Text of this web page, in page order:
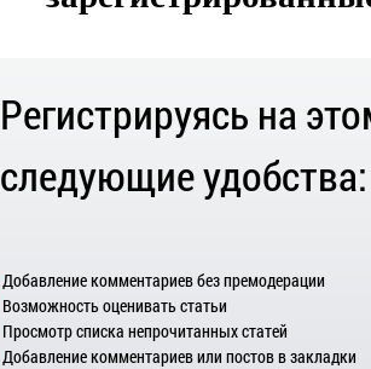
Регистрируясь на
следующие удобства:
Добавление комментариев без премодерации
Возможность оценивать статьи
Просмотр списка непрочитанных статей
Добавление комментариев или постов в закладки